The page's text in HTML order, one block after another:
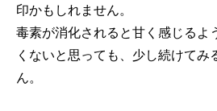
印かもしれません。
毒素が消化されると甘く感じるよ
くないと思っても、少し続けてみ
ん。